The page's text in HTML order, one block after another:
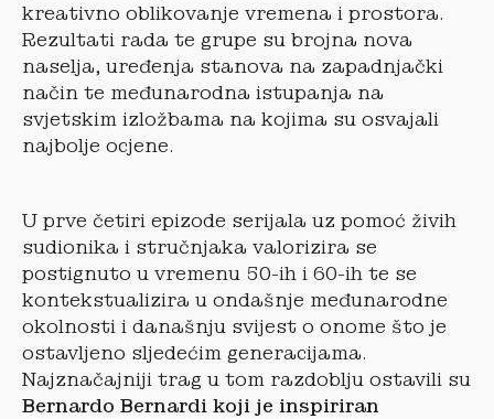
kreativno oblikovanje vremena i prostora.
Rezultati rada te grupe su brojna nova
naselja, uređenja stanova na zapadnjački
način te međunarodna istupanja na
svjetskim izložbama na kojima su osvajali
najbolje ocjene.
U prve četiri epizode serijala uz pomoć živih
sudionika i stručnjaka valorizira se
postignuto u vremenu 50-ih i 60-ih te se
kontekstualizira u ondašnje međunarodne
okolnosti i današnju svijest o onome što je
ostavljeno sljedećim generacijama.
Najznačajniji trag u tom razdoblju ostavili su
Bernardo Bernardi koji je inspiriran